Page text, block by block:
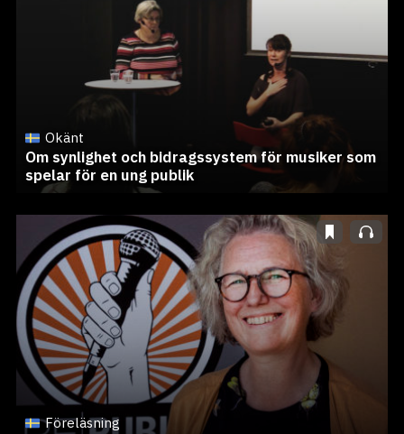
Okänt
Om synlighet och bidragssystem för musiker som
spelar för en ung publik
Föreläsning